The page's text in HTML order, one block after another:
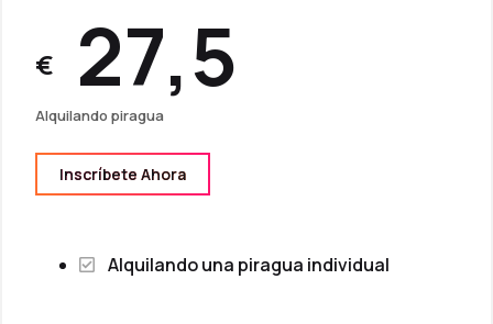
Alquilando piragua
€ 27,5
Alquilando una piragua individual
Inscríbete Ahora